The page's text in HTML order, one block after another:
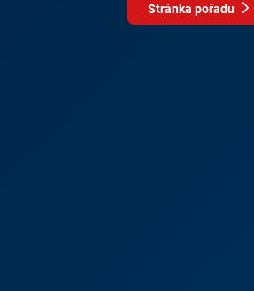
Stránka pořadu